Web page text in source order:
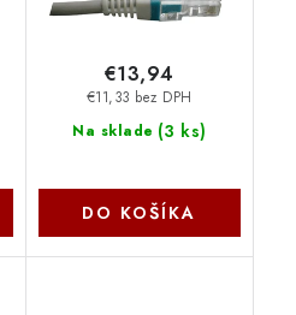
Na sklade (3 ks)
€11,33 bez DPH
€13,94
DO KOŠÍKA